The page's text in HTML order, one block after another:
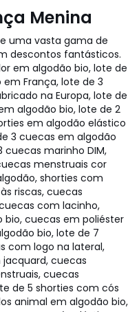
Menina
uma vasta gama de
descontos fantásticos.
em algodão bio, lote de
França, lote de 3
na Europa, lote de
algodão bio, lote de 2
em algodão elástico
3 cuecas em algodão
cuecas marinho DIM,
menstruais cor
shorties com
riscas, cuecas
com lacinho,
cuecas em poliéster
bio, lote de 7
com logo na lateral,
cuecas
cuecas
de 5 shorties com cós
animal em algodão bio,